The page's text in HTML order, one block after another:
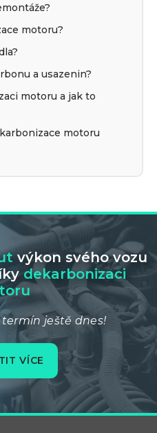
motoru?
a usazenin?
motoru a jak to
motoru
výkon svého vozu
dekarbonizaci
termín ještě dnes!
VÍCE